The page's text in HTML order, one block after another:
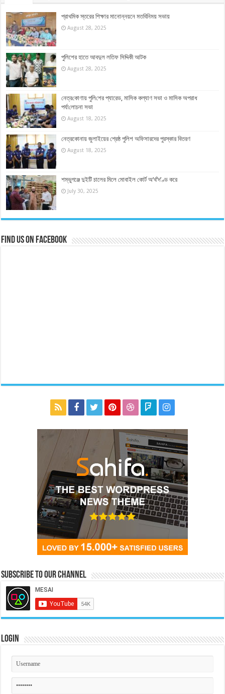
প্রাথমিক স্তরের শিক্ষার মানোন্নয়নে মতবিনিময় সভায়
August 28, 2025
পুলিশের হাতে আবদুল লতিফ সিদ্দিকী আটক
August 28, 2025
নেত্র‌কোণায় পু‌লি‌শের প্যারেড, মাসিক কল্যাণ সভা ও মাসিক অপরাধ
পর্যা‌লোচনা সভা
August 18, 2025
নেত্রকোনায় জুলাইয়ের শ্রেষ্ঠ পুলিশ অফিসারদের পুরস্কার বিতরণ
August 18, 2025
শম্ভুগঞ্জে দুইটি চালের মিলে মোবাইল কোর্ট অ’র্থ’দ’ণ্ড করে
July 30, 2025
Find us on Facebook
Subscribe to our Channel
Login